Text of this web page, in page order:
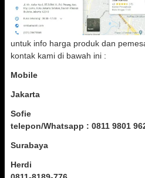
untuk info harga produk dan
kontak kami di bawah ini :
Mobile
Jakarta
Sofie
telepon/Whatsapp : 0811 9801
Surabaya
Herdi